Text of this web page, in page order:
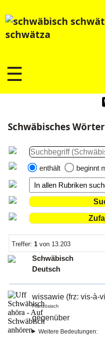
schwätza
☰
Schwäbisches
enthält beginnt
Treffer: 1 von 13.203
Schwäbisch
Deutsch
wissawie (frz: vis-à-
Französisch
gegenüber
Weitere Bedeutungen: